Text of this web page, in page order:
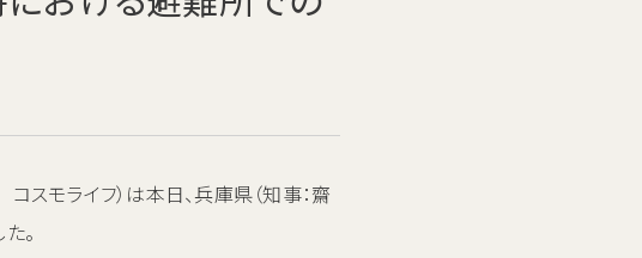
モライフ）は本日、兵庫県（知事：齋
。